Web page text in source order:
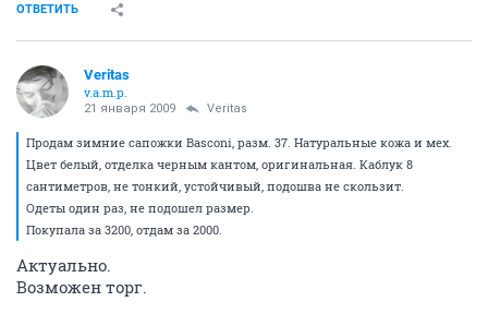
ОТВЕТИТЬ
Veritas
v.a.m.p.
21 января 2009 Veritas
Продам зимние сапожки Basconi, разм. 37. Натуральные кожа и мех.
Цвет белый, отделка черным кантом, оригинальная. Каблук 8
сантиметров, не тонкий, устойчивый, подошва не скользит.
Одеты один раз, не подошел размер.
Покупала за 3200, отдам за 2000.
Актуально.
Возможен торг.